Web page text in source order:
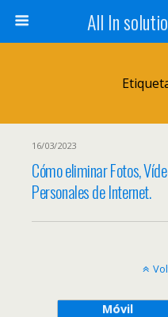
All In
16/03/2023
Cómo eliminar Fotos,
Personales de Internet.
Móvil